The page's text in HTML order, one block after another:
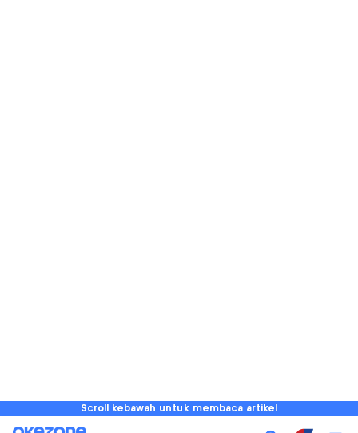
Scroll kebawah untuk membaca artikel